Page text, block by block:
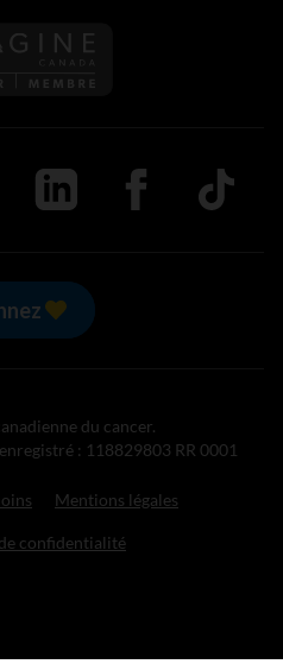
Instagram
nous sur Youtube
Suivez nous sur LinkedIn
Suivez nous sur
TikTok
du cancer.
: 118829803 RR 0001
Mentions légales
confidentialité